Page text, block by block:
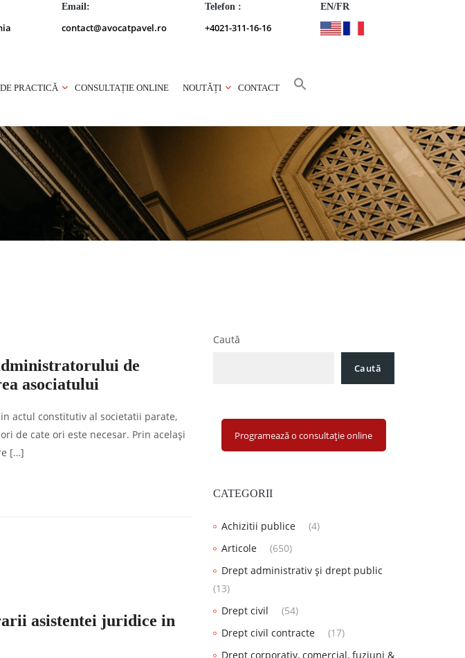
Email:
contact@avocatpavel.ro
Telefon :
+4021-311-16-16
EN/FR
PRACTICĂ CONSULTAȚIE ONLINE NOUTĂȚI CONTACT
de
asociatului
actul constitutiv al societatii parate,
de cate ori este necesar. Prin acelaşi
[…]
asistentei juridice in
Caută
Caută
Programează o consultație online
CATEGORII
Achizitii publice
(4)
Articole
(650)
Drept administrativ și drept public
(13)
Drept civil
(54)
Drept civil contracte
(17)
Drept corporativ, comercial, fuziuni &